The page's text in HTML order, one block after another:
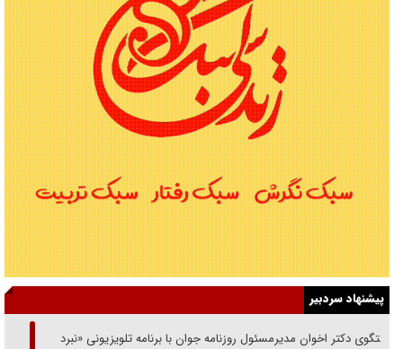
پیشنهاد سردبیر
گفتگوی دکتر اخوان مدیرمسئول روزنامه جوان با برنامه تلویزیونی «نبرد